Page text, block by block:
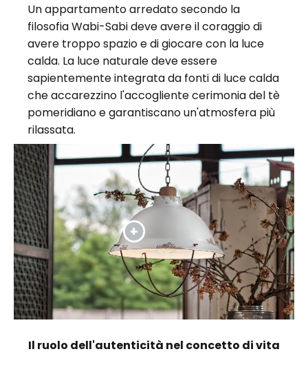
Un appartamento arredato secondo la
filosofia Wabi-Sabi deve avere il coraggio di
avere troppo spazio e di giocare con la luce
calda. La luce naturale deve essere
sapientemente integrata da fonti di luce calda
che accarezzino l'accogliente cerimonia del tè
pomeridiano e garantiscano un'atmosfera più
rilassata.
Il ruolo dell'autenticità nel concetto di vita